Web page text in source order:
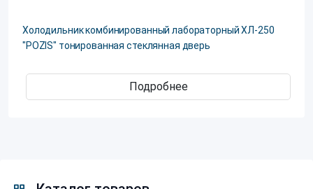
Холодильник комбинированный лабораторный ХЛ-250
"POZIS" тонированная стеклянная дверь
Подробнее